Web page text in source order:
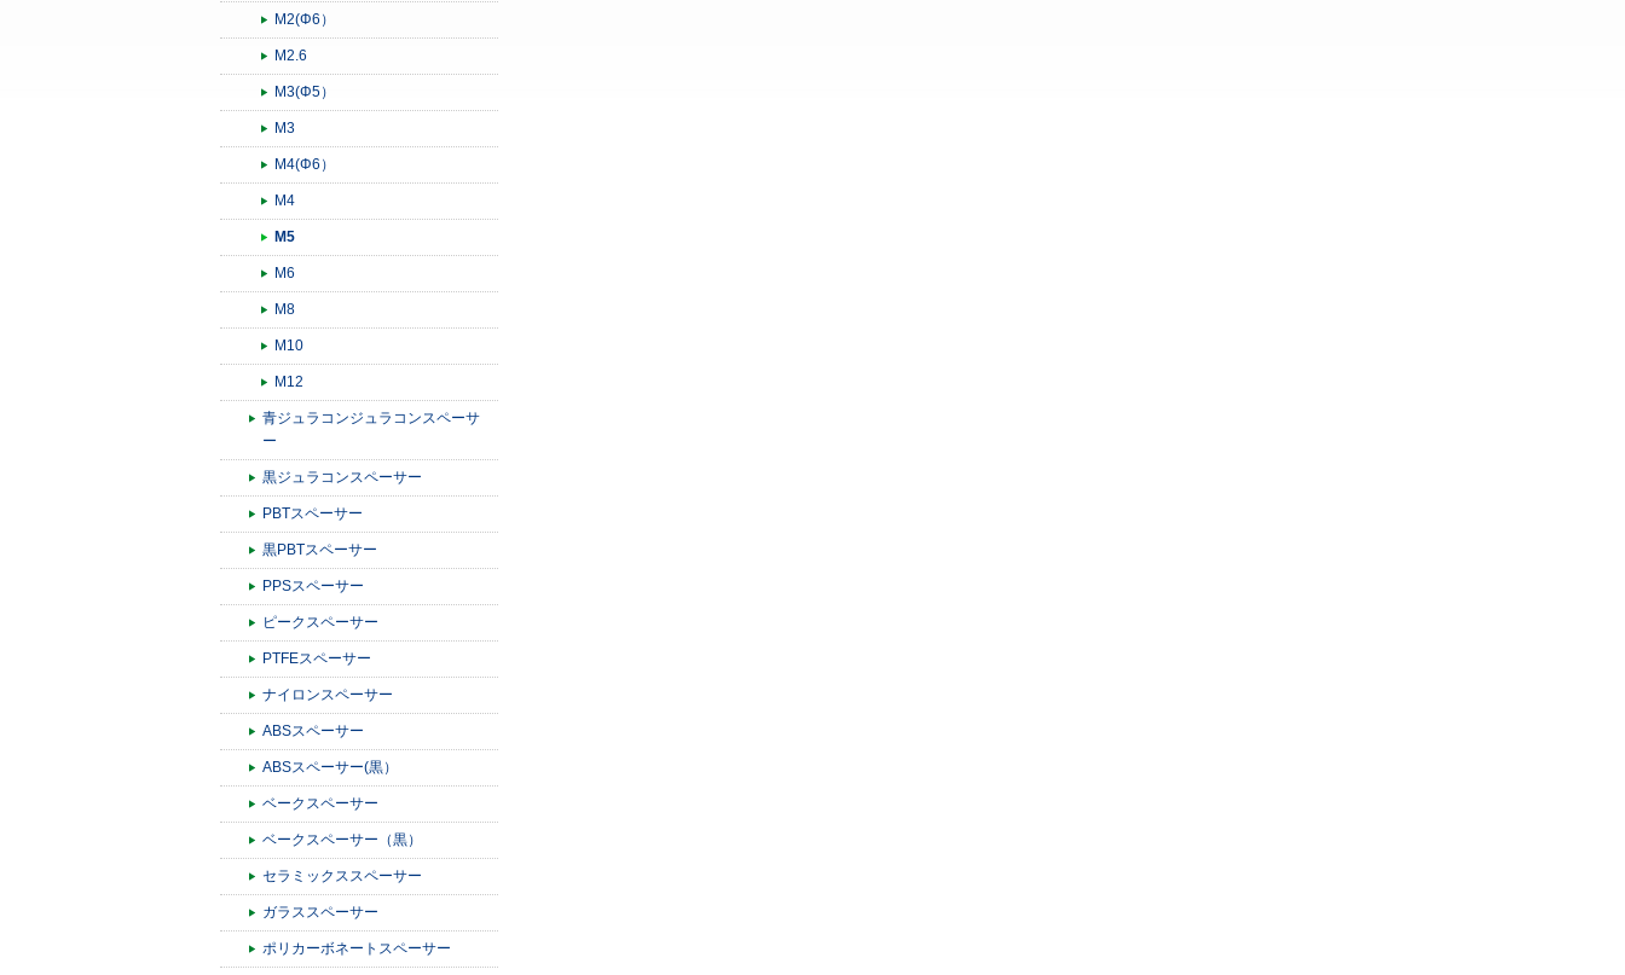
M2(Φ6）
M2.6
M3(Φ5）
M3
M4(Φ6）
M4
M5
M6
M8
M10
M12
青ジュラコンジュラコンスペーサ
ー
黒ジュラコンスペーサー
PBTスペーサー
黒PBTスペーサー
PPSスペーサー
ピークスペーサー
PTFEスペーサー
ナイロンスペーサー
ABSスペーサー
ABSスペーサー(黒）
ベークスペーサー
ベークスペーサー（黒）
セラミックススペーサー
ガラススペーサー
ポリカーボネートスペーサー